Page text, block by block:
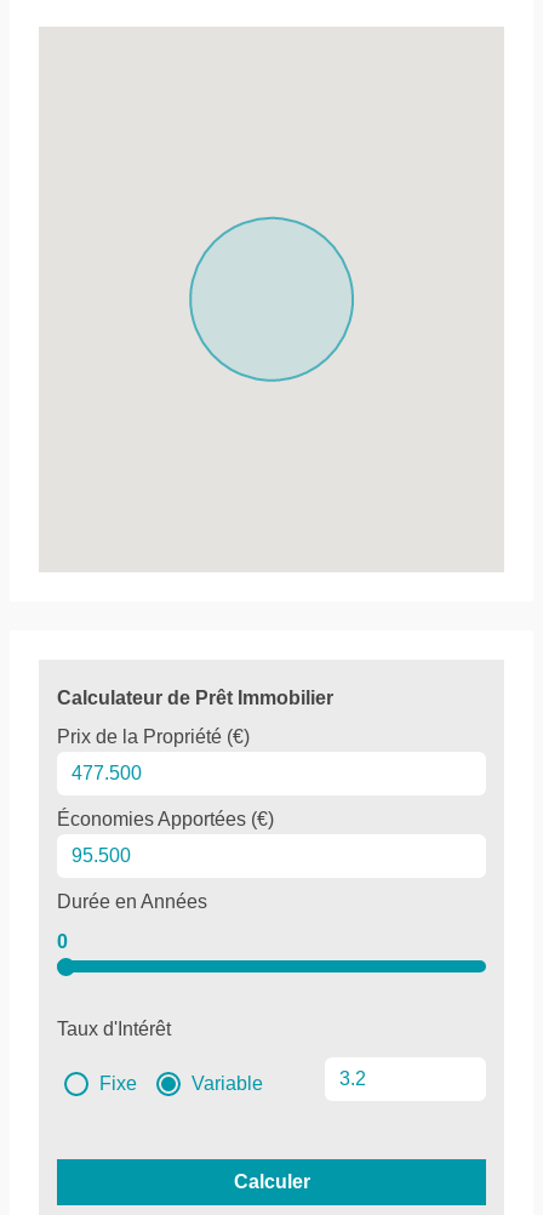
Calculateur de Prêt Immobilier
Prix de la Propriété (€)
Économies Apportées (€)
Durée en Années
0
Taux d'Intérêt
Fixe Variable
Calculer